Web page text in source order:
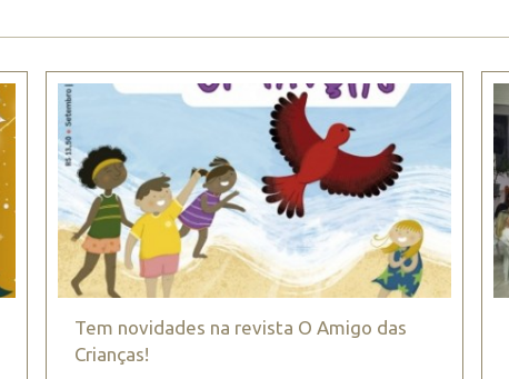
Tem novidades na revista O Amigo das
Crianças!